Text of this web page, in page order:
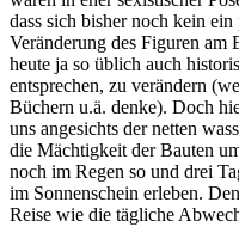
dass sich bisher noch kein
Veränderung des Figuren am
heute ja so üblich auch
entsprechen, zu verändern
Büchern u.ä. denke). Doch
uns angesichts der netten
die Mächtigkeit der Bauten
noch im Regen so und drei
im Sonnenschein erleben.
Reise wie die tägliche